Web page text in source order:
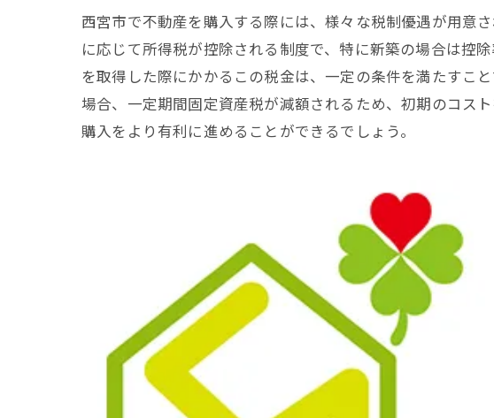
西宮市で
西宮市で不動産を購入する際には、様々な税制優遇が用意
に応じて所得税が控除される制度で、特に新築の場合は控
を取得した際にかかるこの税金は、一定の条件を満たすこ
場合、一定期間固定資産税が減額されるため、初期のコス
購入をより有利に進めることができるでしょう。